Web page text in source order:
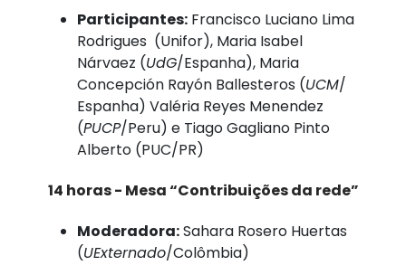
Participantes:Francisco Luciano Lima
Rodrigues (Unifor), Maria Isabel
Nárvaez (UdG/Espanha), Maria
Concepción Rayón Ballesteros (UCM/
Espanha) Valéria Reyes Menendez
(PUCP/Peru) e Tiago Gagliano Pinto
Alberto (PUC/PR)
14 horas - Mesa “Contribuições da rede”
Moderadora:Sahara Rosero Huertas
(UExternado/Colômbia)